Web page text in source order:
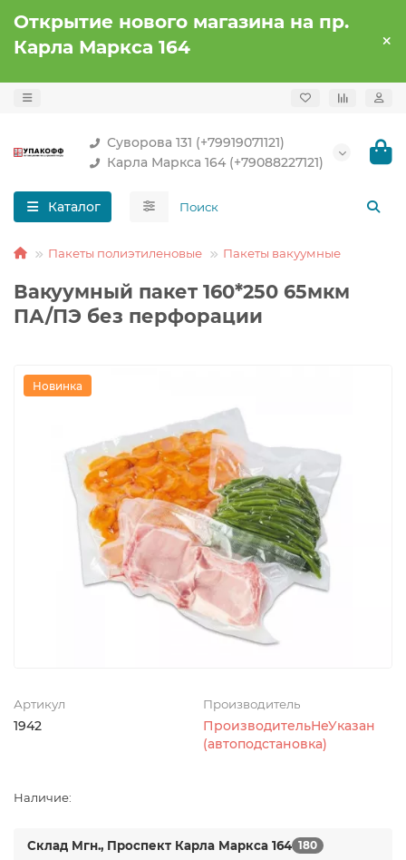
Открытие нового магазина на пр.
Карла Маркса 164
Суворова 131 (+79919071121)
Карла Маркса 164 (+79088227121)
Каталог
Пакеты полиэтиленовые Пакеты вакуумные
Вакуумный пакет 160*250 65мкм
ПА/ПЭ без перфорации
Новинка
Артикул
1942
Производитель
ПроизводительНеУказан
(автоподстановка)
Наличие:
Склад Мгн., Проспект Карла Маркса 164 180